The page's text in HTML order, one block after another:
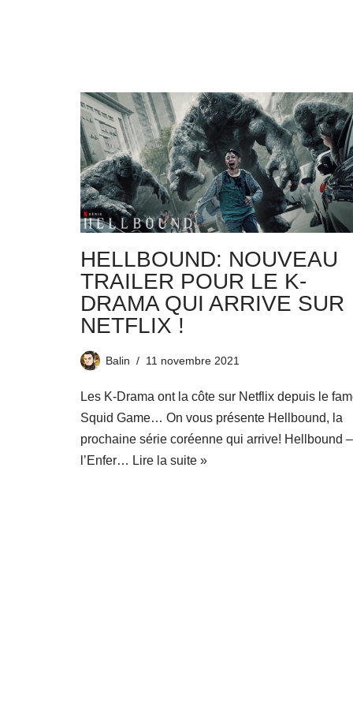
HELLBOUND: NOUVEAU
TRAILER POUR LE K-
DRAMA QUI ARRIVE SUR
NETFLIX !
Balin 11 novembre 2021
Les K-Drama ont la côte sur Netflix depuis le
Squid Game… On vous présente Hellbound, la
prochaine série coréenne qui arrive! Hellbound –
l’Enfer… Lire la suite »